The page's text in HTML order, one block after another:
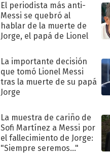
El periodista más anti-
Messi se quebró al
hablar de la muerte de
Jorge, el papá de Lionel
La importante decisión
que tomó Lionel Messi
tras la muerte de su papá
Jorge
La muestra de cariño de
Sofi Martínez a Messi por
el fallecimiento de Jorge:
"Siempre seremos..."